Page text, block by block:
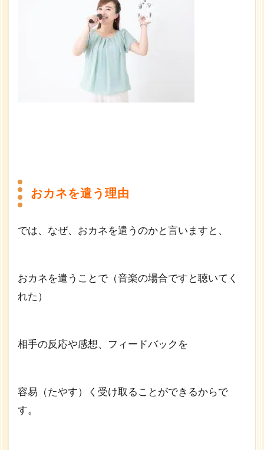
おカネを遣う理由
では、なぜ、おカネを遣うのかと言いますと、
おカネを遣うことで（音楽の場合ですと聴いてく
れた）
相手の反応や感想、フィードバックを
容易（たやす）く受け取ることができるからで
す。